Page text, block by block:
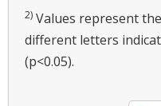
2) Values represent
different letters
(p<0.05).